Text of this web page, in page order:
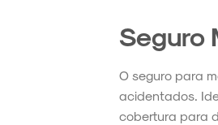
Seguro
O seguro para
acidentados.
cobertura para